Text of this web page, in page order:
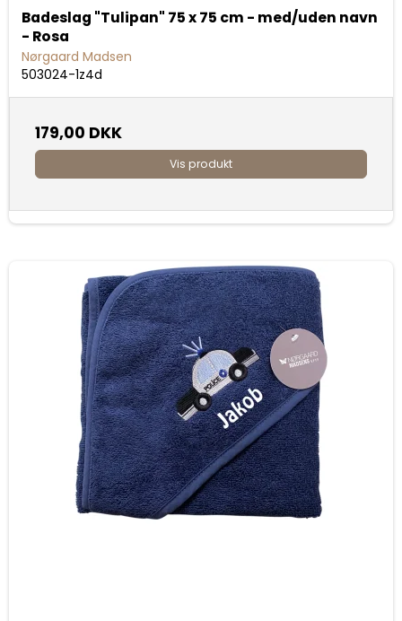
Badeslag "Tulipan" 75 x 75 cm - med/uden navn
- Rosa
Nørgaard Madsen
503024-1z4d
179,00 DKK
Vis produkt